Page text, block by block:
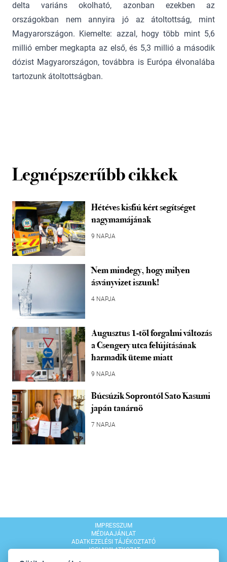
delta variáns okolható, azonban ezekben az
országokban nem annyira jó az átoltottság, mint
Magyarországon. Kiemelte: azzal, hogy több mint 5,6
millió ember megkapta az első, és 5,3 millió a második
dózist Magyarországon, továbbra is Európa élvonalába
tartozunk átoltottságban.
Legnépszerűbb cikkek
Hétéves kisfiú kért segítséget
nagymamájának
9 NAPJA
Nem mindegy, hogy milyen
ásványvizet iszunk!
4 NAPJA
Augusztus 1-től forgalmi változás
a Csengery utca felújításának
harmadik üteme miatt
9 NAPJA
Búcsúzik Soprontól Sato Kasumi
japán tanárnő
7 NAPJA
IMPRESSZUM
MÉDIAAJÁNLAT
ADATKEZELÉSI TÁJÉKOZTATÓ
JOGI NYILATKOZAT